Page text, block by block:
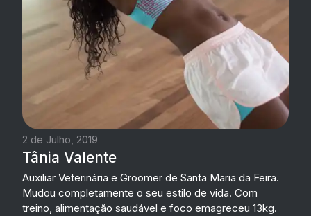
2 de Julho, 2019
Tânia Valente
Auxiliar Veterinária e Groomer de Santa Maria da Feira.
Mudou completamente o seu estilo de vida. Com
treino, alimentação saudável e foco emagreceu 13kg.